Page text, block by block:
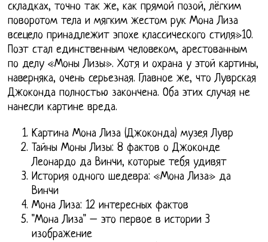
складках, точно так же, как прямой позой, лёгким
поворотом тела и мягким жестом рук Мона Лиза
всецело принадлежит эпохе классического стиля»10.
Поэт стал единственным человеком, арестованным
по делу «Моны Лизы». Хотя и охрана у этой картины,
наверняка, очень серьезная. Главное же, что Луврская
Джоконда полностью закончена. Оба этих случая не
нанесли картине вреда.
Картина Мона Лиза (Джоконда) музея Лувр
Тайны Моны Лизы: 8 фактов о Джоконде
Леонардо да Винчи, которые тебя удивят
История одного шедевра: «Мона Лиза» да
Винчи
Мона Лиза: 12 интересных фактов
"Мона Лиза" – это первое в истории 3
изображение